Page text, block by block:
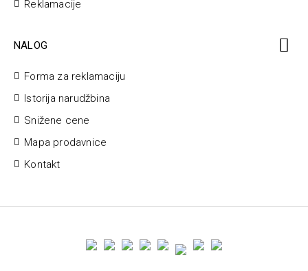
Reklamacije
NALOG
Forma za reklamaciju
Istorija narudžbina
Snižene cene
Mapa prodavnice
Kontakt